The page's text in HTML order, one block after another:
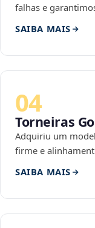
falhas e
SAIBA MAIS
04
Torneiras
Adquiriu um
firme e
SAIBA MAIS